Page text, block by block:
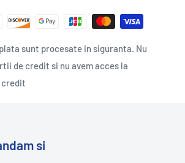
sunt procesate in siguranta. Nu
de credit si nu avem acces la
credit
si